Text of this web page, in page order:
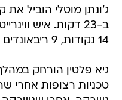
14 נקודות, 9 ריבאונדים ו-7 אסיסטים ב-25 דקות.
גיא פלטין הורחק
טכניות רצופות אחרי